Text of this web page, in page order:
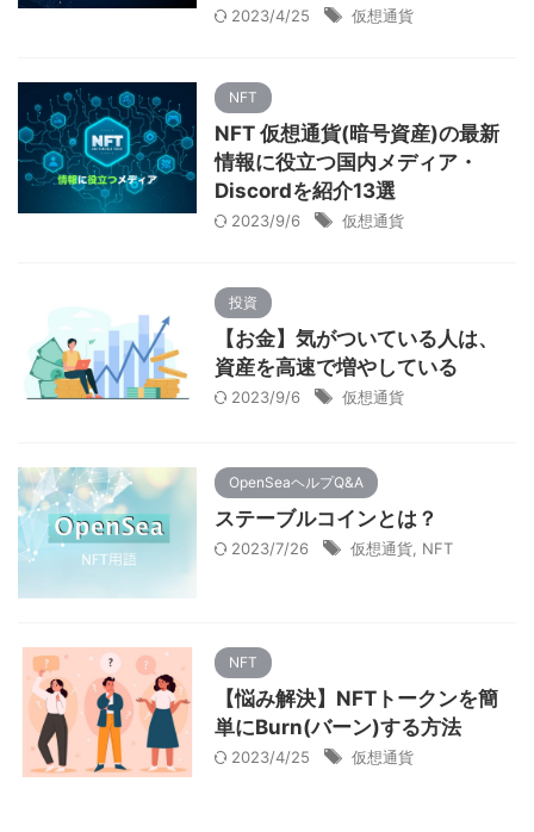
2023/4/25 仮想通貨
NFT
NFT 仮想通貨(暗号資産)の最新
情報に役立つ国内メディア・
Discordを紹介13選
2023/9/6 仮想通貨
投資
【お金】気がついている人は、
資産を高速で増やしている
2023/9/6 仮想通貨
OpenSeaヘルプQ&A
ステーブルコインとは？
2023/7/26 仮想通貨 NFT
NFT
【悩み解決】NFTトークンを簡
単にBurn(バーン)する方法
2023/4/25 仮想通貨